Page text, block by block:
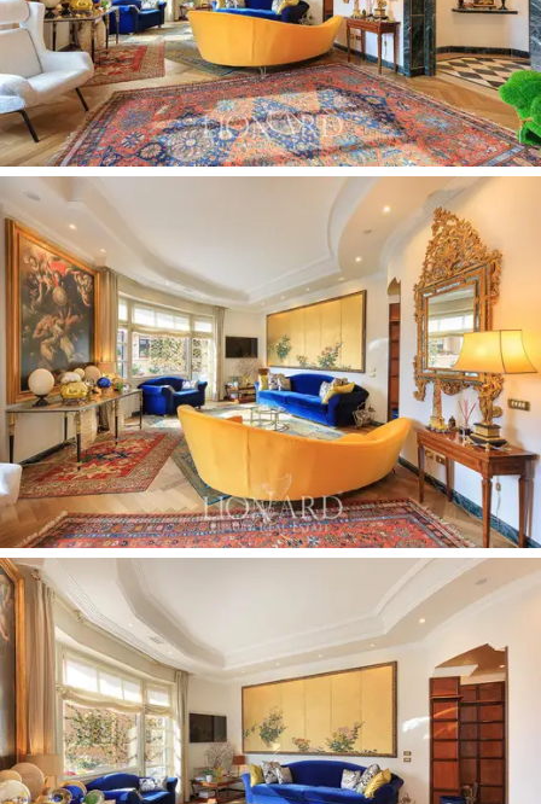
明亮實用的開放式廚房與俯瞰內部庭院的第二個
陽台相連，是日常用餐和居家辦公的理想場所。
廚房旁設有一間附獨立衛浴的客房，非常適合需
要更多獨立空間的住戶或房客。此外，房屋內還
配備了服務電梯，方便人員有序進出。
該物業還配備一個
可透過樓梯和貨梯
輕鬆進入。這是一個
多功能且靈活的空間，非常
適合用作儲藏室、季節性衣物間或小型檔案室。
距離大樓幾步之遙的是一個單車位車庫，也可選
擇出售，這在這樣的市中心地段尤為珍貴。